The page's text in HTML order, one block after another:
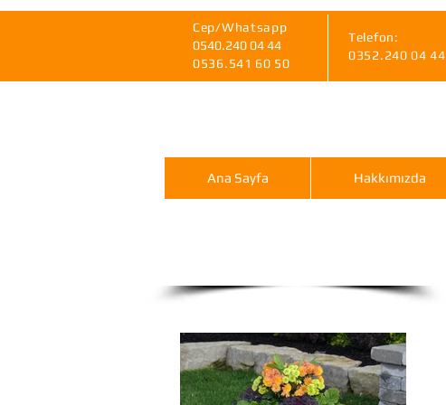
Cep/Whatsapp
0540.240 04 44
0536.541 60 50
Telefon:
0352.240 04 44
Ana Sayfa Hakkımızda